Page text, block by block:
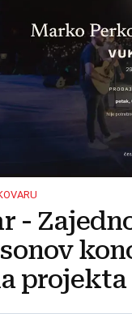
-
projekta